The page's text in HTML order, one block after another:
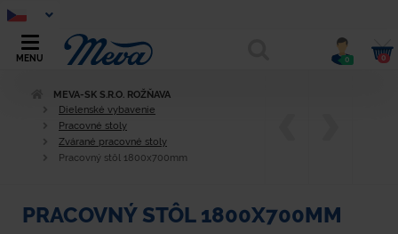
MENU 0 0
MEVA-SK S.R.O. ROŽŇAVA
Dielenské vybavenie
Pracovné stoly
Zvárané pracovné stoly
Pracovný stôl 1800x700mm
PRACOVNÝ STÔL 1800X700MM